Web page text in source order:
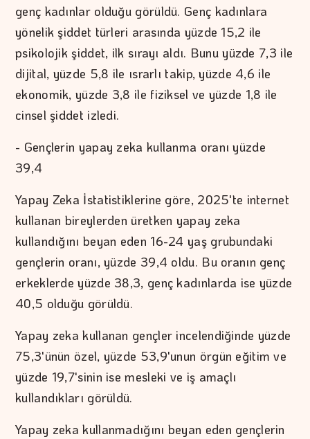
genç kadınlar olduğu görüldü. Genç kadınlara
yönelik şiddet türleri arasında yüzde 15,2 ile
psikolojik şiddet, ilk sırayı aldı. Bunu yüzde 7,3 ile
dijital, yüzde 5,8 ile ısrarlı takip, yüzde 4,6 ile
ekonomik, yüzde 3,8 ile fiziksel ve yüzde 1,8 ile
cinsel şiddet izledi.
- Gençlerin yapay zeka kullanma oranı yüzde
39,4
Yapay Zeka İstatistiklerine göre, 2025'te internet
kullanan bireylerden üretken yapay zeka
kullandığını beyan eden 16-24 yaş grubundaki
gençlerin oranı, yüzde 39,4 oldu. Bu oranın genç
erkeklerde yüzde 38,3, genç kadınlarda ise yüzde
40,5 olduğu görüldü.
Yapay zeka kullanan gençler incelendiğinde yüzde
75,3'ünün özel, yüzde 53,9'unun örgün eğitim ve
yüzde 19,7'sinin ise mesleki ve iş amaçlı
kullandıkları görüldü.
Yapay zeka kullanmadığını beyan eden gençlerin